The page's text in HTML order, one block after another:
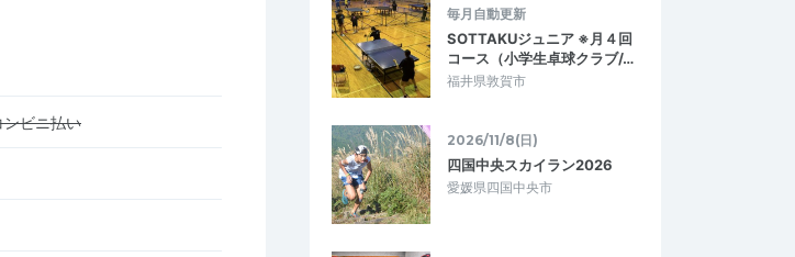
ンビニ払い
毎月自動更新
SOTTAKUジュニア ※月４回
コース（小学生卓球クラブ/…
福井県敦賀市
2026/11/8(日)
四国中央スカイラン2026
愛媛県四国中央市